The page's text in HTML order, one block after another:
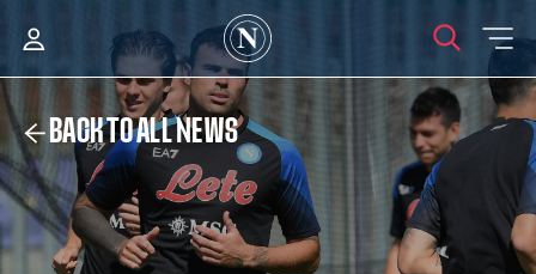
BACK TO ALL NEWS